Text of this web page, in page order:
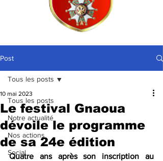
Post
Tous les posts
Notre actualité
Nos actions
Social
Tous les posts
Le festival Gnaoua
dévoile le programme
de sa 24e édition
10 mai 2023
Quatre ans après son inscription au